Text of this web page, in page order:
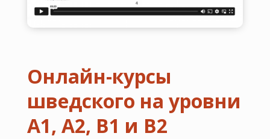
Онлайн-курсы
шведского на уровни
А1, А2, В1 и В2